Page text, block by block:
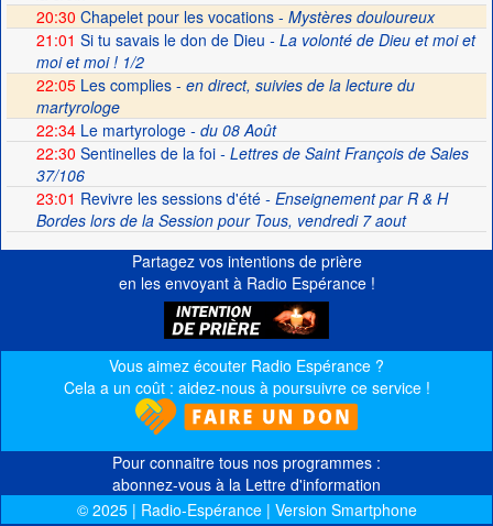
20:30 Chapelet pour les vocations - Mystères douloureux
21:01 Si tu savais le don de Dieu - La volonté de Dieu et moi et
moi et moi ! 1/2
22:05Les complies - en direct, suivies de la lecture du
martyrologe
22:34Le martyrologe- du 08 Août
22:30 Sentinelles de la foi- Lettres de Saint François de Sales
37/106
23:01 Revivre les sessions d'été- Enseignement par R & H
Bordes lors de la Session pour Tous, vendredi 7 aout
Partagez vos intentions de prière
en les envoyant à Radio Espérance !
Vous aimez écouter Radio Espérance ?
Cela a un coût : aidez-nous à poursuivre ce service !
Pour connaitre tous nos programmes :
abonnez-vous à la Lettre d'information
© 2025 | Radio-Espérance | Version Smartphone